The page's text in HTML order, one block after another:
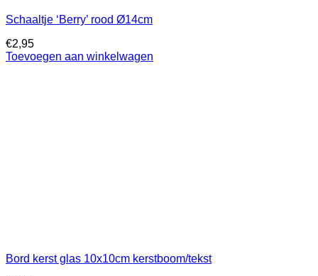
Schaaltje ‘Berry’ rood Ø14cm
€2,95
Toevoegen aan winkelwagen
Bord kerst glas 10x10cm kerstboom/tekst